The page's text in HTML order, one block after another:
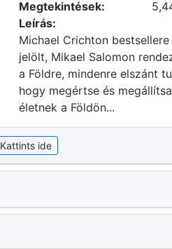
Megtekintések:
Leírás:
Michael Crichton
jelölt, Mikael Salomon
a Földre, mindenre elszánt
hogy megértse és
életnek a Földön...
Kattints ide